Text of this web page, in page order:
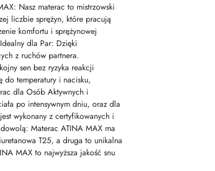
Nasz materac to mistrzowski
liczbie sprężyn, które pracują
komfortu i sprężynowej
dla Par: Dzięki
z ruchów partnera.
sen bez ryzyka reakcji
do temperatury i nacisku,
dla Osób Aktywnych i
po intensywnym dniu, oraz dla
wykonany z certyfikowanych i
Materac ATINA MAX ma
T25, a druga to unikalna
MAX to najwyższa jakość snu